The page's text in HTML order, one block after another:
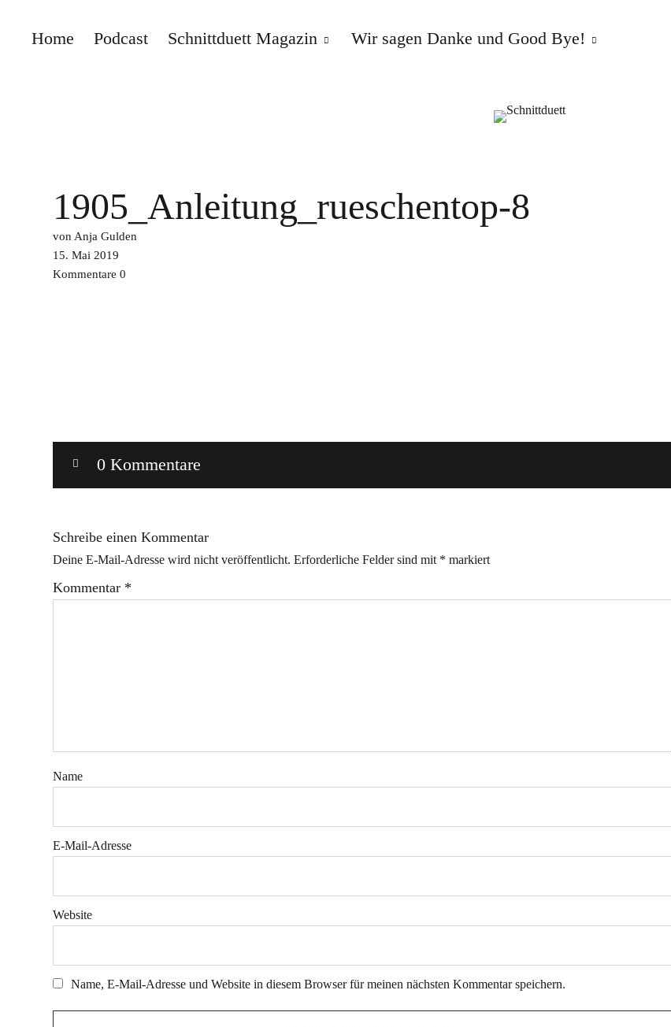
Home Podcast Schnittduett Magazin Wir sagen Danke und Good Bye!
1905_Anleitung_rueschentop-8
von Anja Gulden
15. Mai 2019
Kommentare 0
0 Kommentare
Schreibe einen Kommentar
Deine E-Mail-Adresse wird nicht veröffentlicht. Erforderliche Felder sind mit * markiert
Kommentar *
Name
E-Mail-Adresse
Website
Name, E-Mail-Adresse und Website in diesem Browser für meinen nächsten Kommentar speichern.